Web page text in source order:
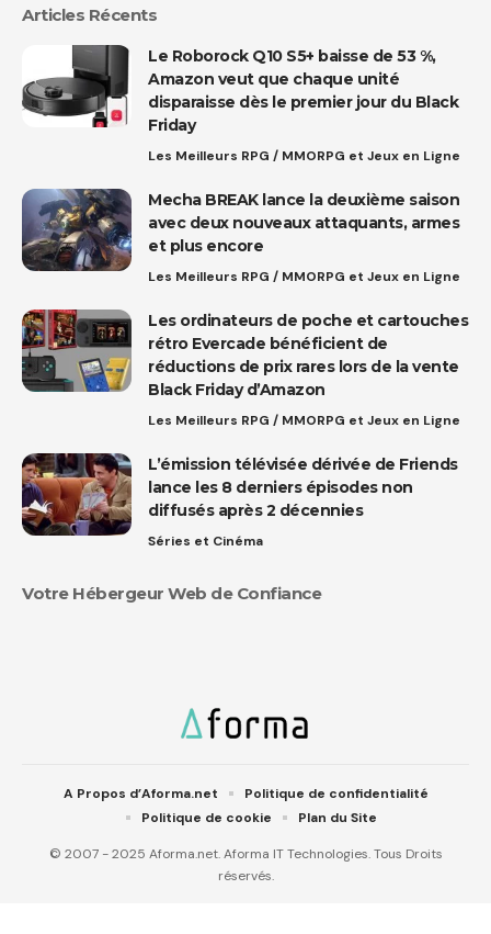
Articles Récents
Le Roborock Q10 S5+ baisse de 53 %,
Amazon veut que chaque unité
disparaisse dès le premier jour du Black
Friday
Les Meilleurs RPG / MMORPG et Jeux en Ligne
Mecha BREAK lance la deuxième saison
avec deux nouveaux attaquants, armes
et plus encore
Les Meilleurs RPG / MMORPG et Jeux en Ligne
Les ordinateurs de poche et cartouches
rétro Evercade bénéficient de
réductions de prix rares lors de la vente
Black Friday d’Amazon
Les Meilleurs RPG / MMORPG et Jeux en Ligne
L’émission télévisée dérivée de Friends
lance les 8 derniers épisodes non
diffusés après 2 décennies
Séries et Cinéma
Votre Hébergeur Web de Confiance
© 2007 - 2025 Aforma.net. Aforma IT Technologies. Tous Droits
réservés.
A Propos d’Aforma.net
Politique de confidentialité
Politique de cookie
Plan du Site